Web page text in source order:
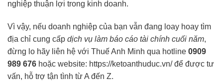
nghiệp thuận lợi trong kinh doanh.
Vì vậy, nếu doanh nghiệp của bạn vẫn đang loay hoay tìm
địa chỉ cung cấp dịch vụ làm báo cáo tài chính cuối năm,
đừng lo hãy liên hệ với Thuế Anh Minh qua hotline 0909
989 676 hoặc website: https://ketoanthuduc.vn/để được tư
vấn, hỗ trợ tận tình từ A đến Z.